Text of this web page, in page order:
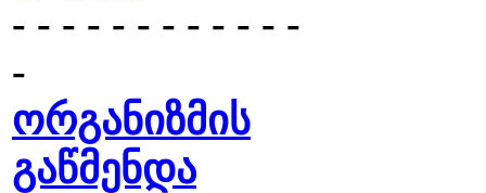
- - - - - - - - - - - -
-
ორგანიზმის
გაწმენდა